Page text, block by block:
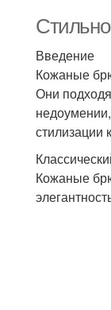
Введение
Кожаные
Они
стилизации
Кожаные